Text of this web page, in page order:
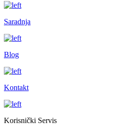
Saradnja
Blog
Kontakt
Korisnički Servis